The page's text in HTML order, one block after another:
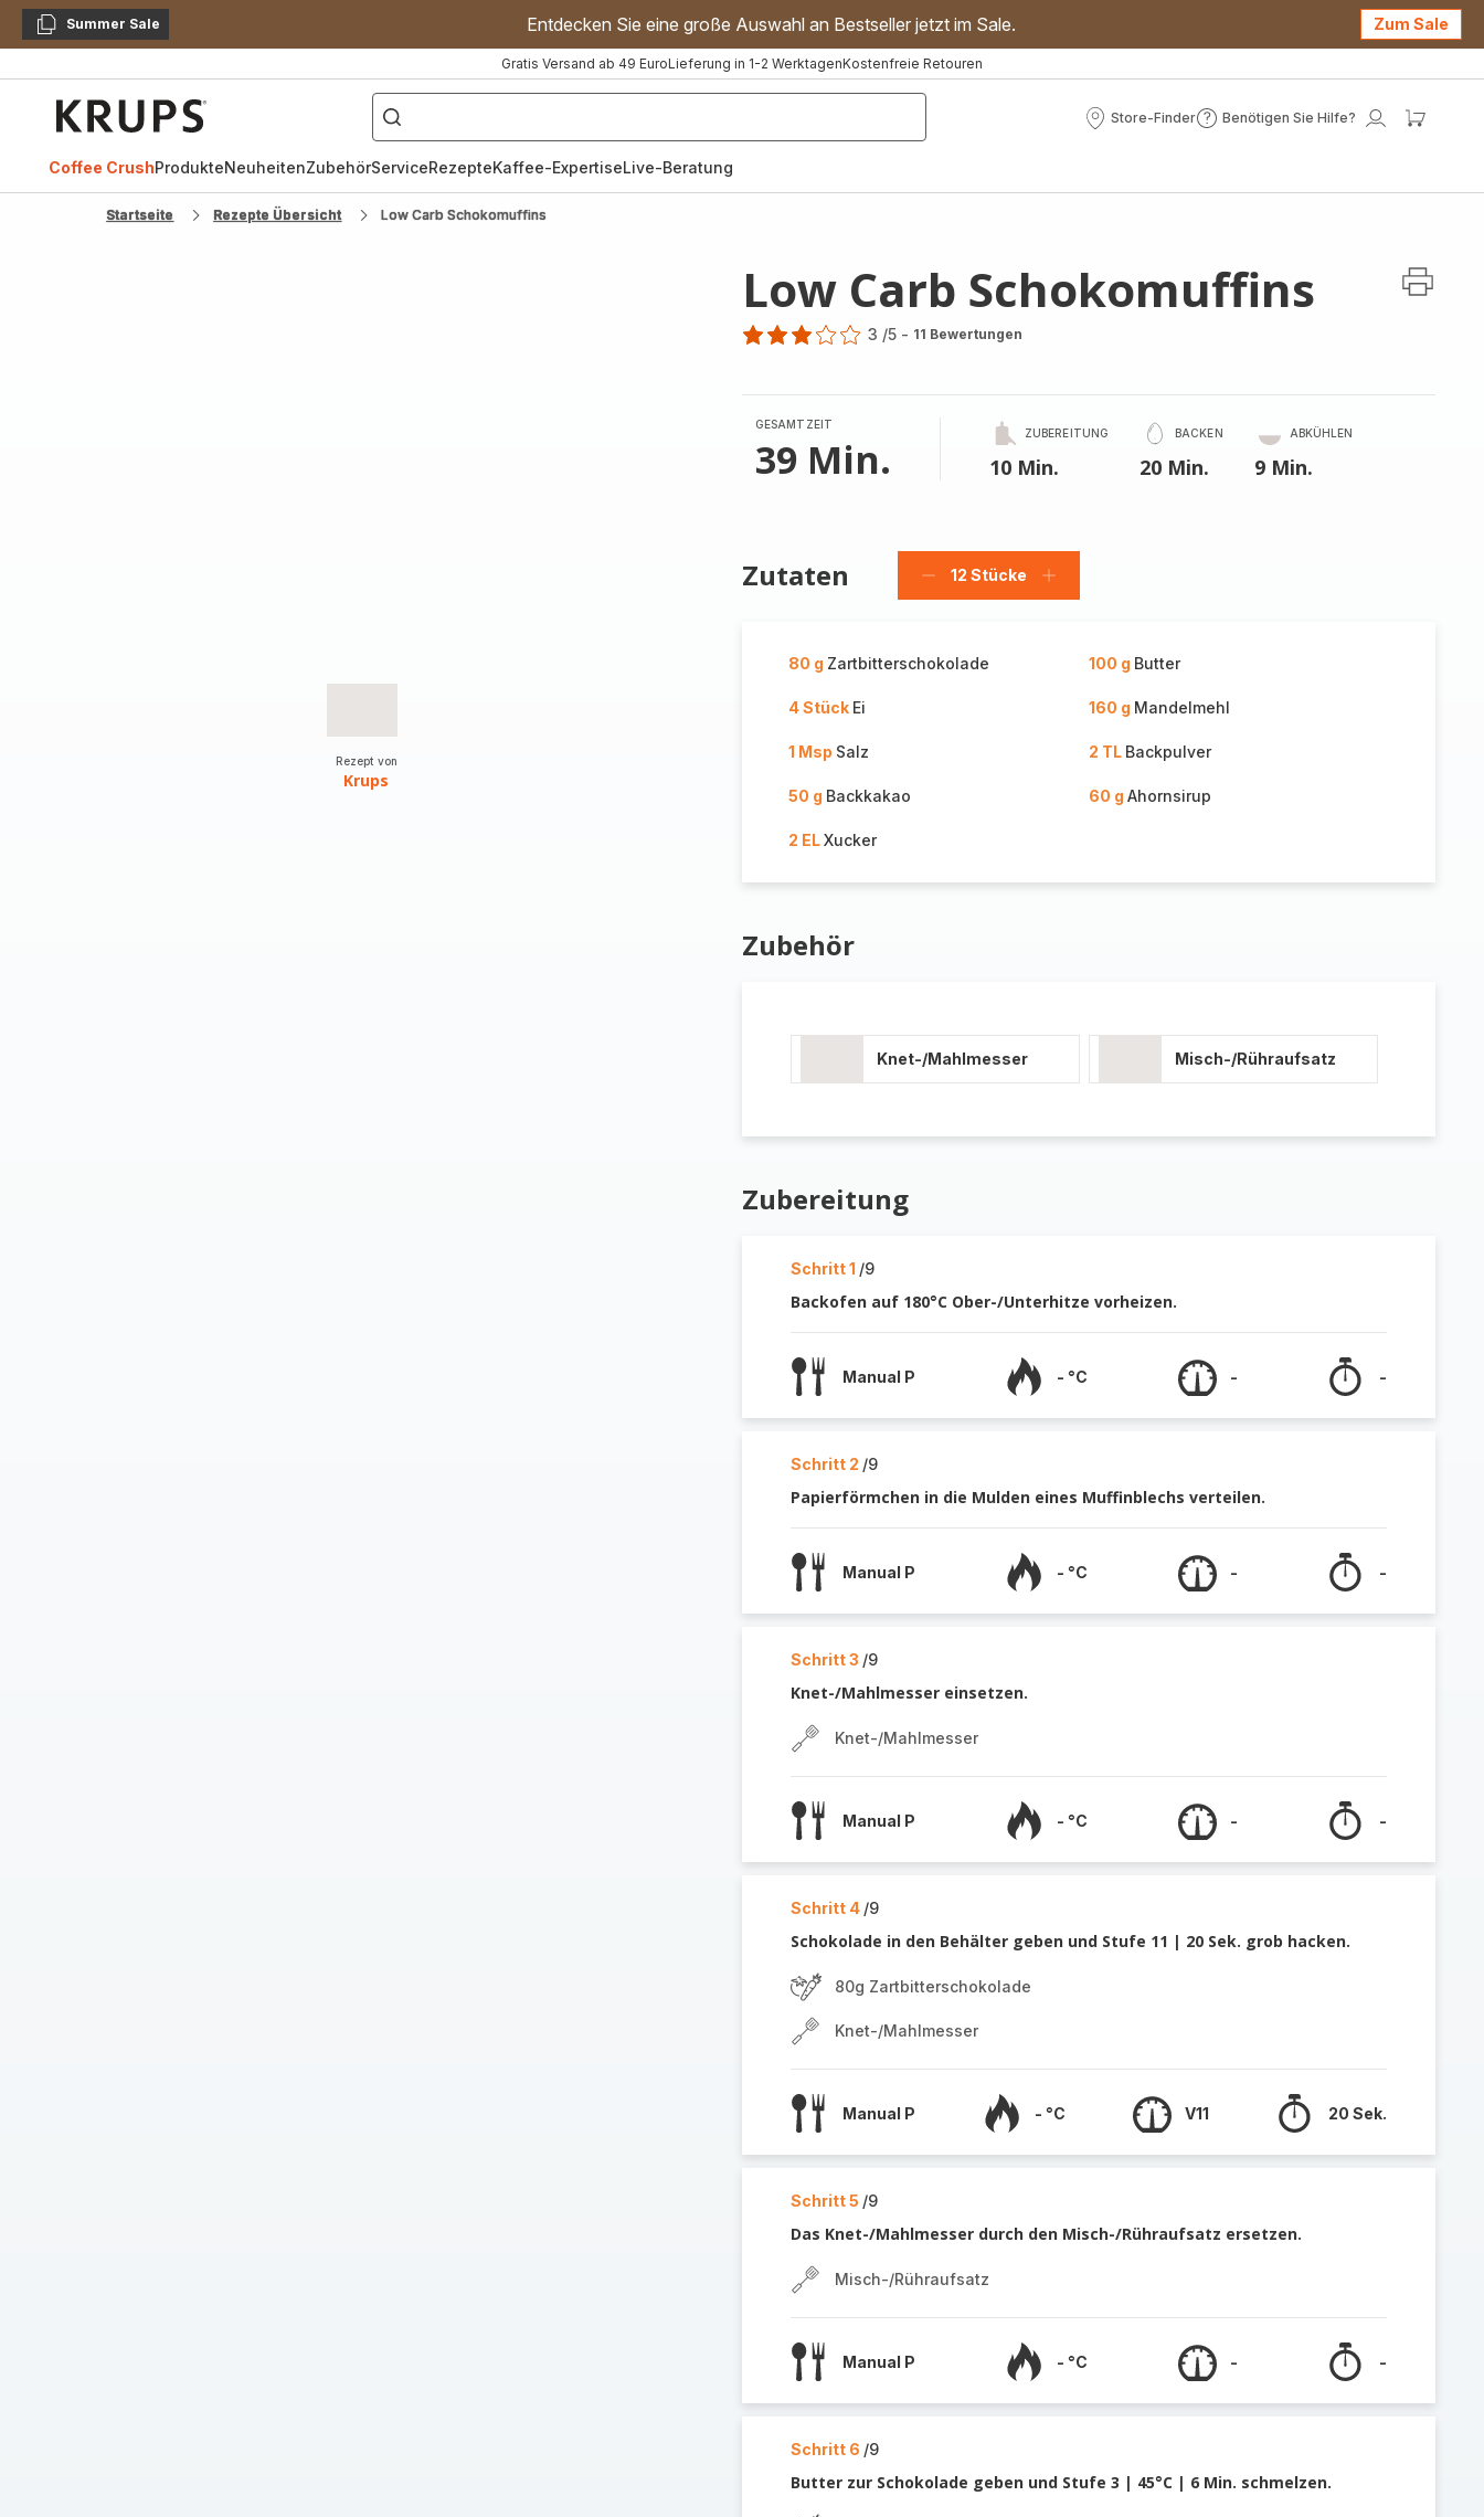
KopierenSummer Sale Entdecken Sie eine große Auswahl an Bestseller jetzt im Sale. Zum Sale
Gratis Versand ab 49 EuroLieferung in 1-2 WerktagenKostenfreie Retouren
["Kaffeevollautomat","Handmixer","Waffeleisen"]
Store-Finder
Store-
Benötigen Sie Hilfe?
Benötigen
Mein
Coffee CrushProdukteNeuheitenZubehörServiceRezepteKaffee-ExpertiseLive-Beratung
Startseite Rezepte Übersicht Low Carb Schokomuffins
Rezept von
Krups
Low Carb Schokomuffins
3
Sternen
(Durchschnitt)
3 /5 - 11 Bewertungen
GESAMTZEIT
39 Min.
ZUBEREITUNG
10 Min.
BACKEN
20 Min.
ABKÜHLEN
9 Min.
Zutaten
Stücke
12 Stücke
Stücke
80 g Zartbitterschokolade 100 g Butter
4 Stück Ei 160 g Mandelmehl
1 Msp Salz 2 TL Backpulver
50 g Backkakao 60 g Ahornsirup
2 ELXucker
Zubehör
Knet-/Mahlmesser Misch-/Rühraufsatz
Zubereitung
Schritt 1 /9
Backofen auf 180°C Ober-/Unterhitze vorheizen.
Manual P - °C - -
Schritt 2 /9
Papierförmchen in die Mulden eines Muffinblechs verteilen.
Manual P - °C - -
Schritt 3 /9
Knet-/Mahlmesser einsetzen.
Knet-/Mahlmesser
Manual P - °C - -
Schritt 4 /9
Schokolade in den Behälter geben und Stufe 11 | 20 Sek. grob hacken.
80g Zartbitterschokolade
Knet-/Mahlmesser
Manual P - °C V11 20 Sek.
Schritt 5 /9
Das Knet-/Mahlmesser durch den Misch-/Rühraufsatz ersetzen.
Misch-/Rühraufsatz
Manual P - °C - -
Schritt 6 /9
Butter zur Schokolade geben und Stufe 3 | 45°C | 6 Min. schmelzen.